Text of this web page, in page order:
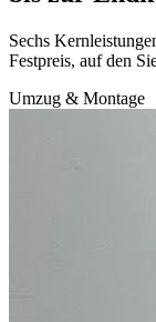
Sechs
Festpreis, auf den
Umzug & Montage